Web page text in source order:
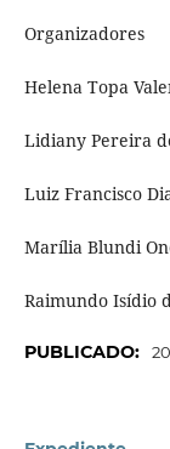
Organizadores
Helena Topa
Lidiany Pereira
Luiz Francisco
Marília Blundi
Raimundo Isídio
PUBLICADO: